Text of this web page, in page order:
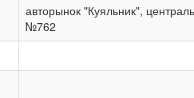
авторынок "Куяльник",
№762